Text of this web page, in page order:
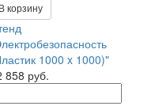
В корзину
1000 x 1000)"
858 руб.